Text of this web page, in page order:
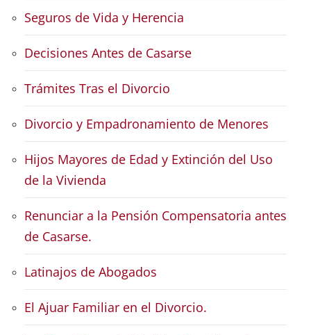
Seguros de Vida y Herencia
Decisiones Antes de Casarse
Trámites Tras el Divorcio
Divorcio y Empadronamiento de Menores
Hijos Mayores de Edad y Extinción del Uso
de la Vivienda
Renunciar a la Pensión Compensatoria antes
de Casarse.
Latinajos de Abogados
El Ajuar Familiar en el Divorcio.